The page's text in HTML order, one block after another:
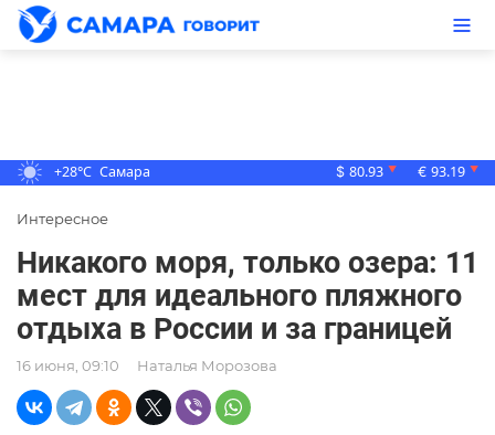
+28°C Самара $ 80.93 ▼ € 93.19 ▼
Интересное
Никакого моря, только озера: 11
мест для идеального пляжного
отдыха в России и за границей
16 июня, 09:10 Наталья Морозова